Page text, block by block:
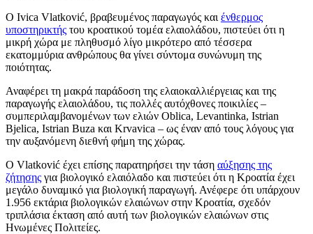
Ο Ivica Vlatković, βραβευμένος παραγωγός και ένθερμος
υποστηρικτής του κροατικού τομέα ελαιολάδου, πιστεύει ότι η
μικρή χώρα με πληθυσμό λίγο μικρότερο από τέσσερα
εκατομμύρια ανθρώπους θα γίνει σύντομα συνώνυμη της
ποιότητας.
Αναφέρει τη μακρά παράδοση της ελαιοκαλλιέργειας και της
παραγωγής ελαιολάδου, τις πολλές αυτόχθονες ποικιλίες –
συμπεριλαμβανομένων των ελιών Oblica, Levantinka, Istrian
Bjelica, Istrian Buza και Krvavica – ως έναν από τους λόγους για
την αυξανόμενη διεθνή φήμη της χώρας.
Ο Vlatković έχει επίσης παρατηρήσει την τάση αύξησης της
ζήτησης για βιολογικό ελαιόλαδο και πιστεύει ότι η Κροατία έχει
μεγάλο δυναμικό για βιολογική παραγωγή. Ανέφερε ότι υπάρχουν
1.956 εκτάρια βιολογικών ελαιώνων στην Κροατία, σχεδόν
τριπλάσια έκταση από αυτή των βιολογικών ελαιώνων στις
Ηνωμένες Πολιτείες.